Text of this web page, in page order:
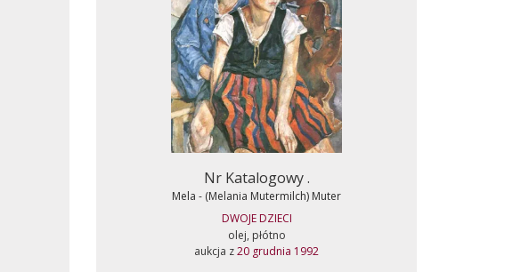
Nr Katalogowy .
Mela - (Melania Mutermilch) Muter
DWOJE DZIECI
olej, płótno
aukcja z20 grudnia 1992